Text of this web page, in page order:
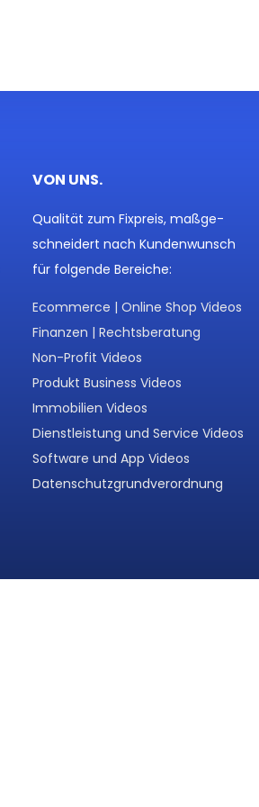
VON UNS.
Qualität zum Fixpreis, maßge-
schneidert nach Kundenwunsch
für folgende Bereiche:
Ecommerce | Online Shop Videos
Finanzen | Rechtsberatung
Non-Profit Videos
Produkt Business Videos
Immobilien Videos
Dienstleistung und Service Videos
Software und App Videos
Datenschutzgrundverordnung